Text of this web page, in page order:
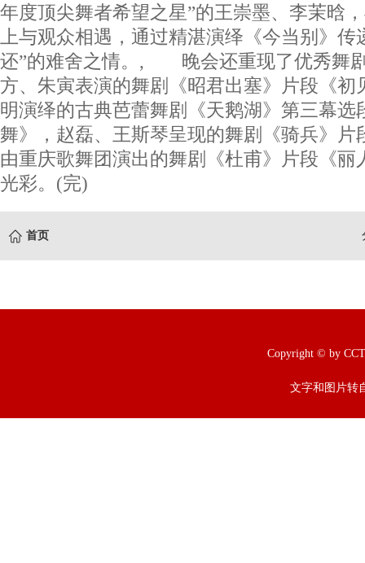
年度顶尖舞者希望之星”的王崇墨、李茉晗
上与观众相遇，通过精湛演绎《今当别》传
还”的难舍之情。, 晚会还重现了优秀舞
方、朱寅表演的舞剧《昭君出塞》片段《初
明演绎的古典芭蕾舞剧《天鹅湖》第三幕选
舞》，赵磊、王斯琴呈现的舞剧《骑兵》片
由重庆歌舞团演出的舞剧《杜甫》片段《丽
光彩。(完)
首页
Copyright © by
文字和图片转